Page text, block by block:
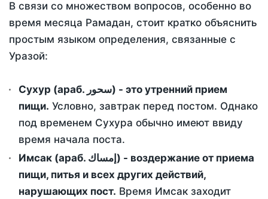
В связи со множеством вопросов, особенно во
время месяца Рамадан, стоит кратко объяснить
простым языком определения, связанные с
Уразой:
Сухур (араб. سحور) - это утренний прием
пищи. Условно, завтрак перед постом. Однако
под временем Сухура обычно имеют ввиду
время начала поста.
Имсак (араб. إمساك) - воздержание от приема
пищи, питья и всех других действий,
нарушающих пост. Время Имсак заходит